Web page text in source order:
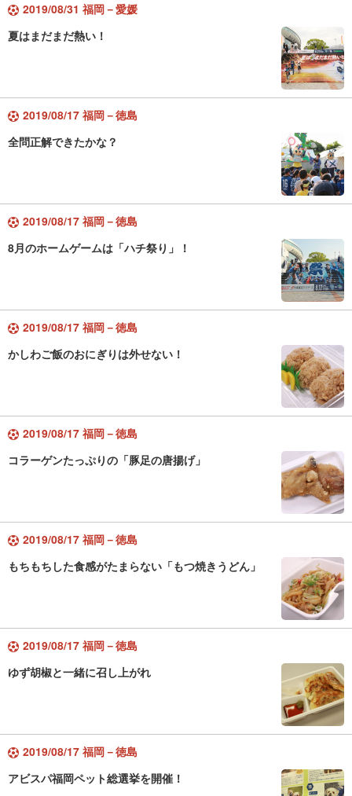
2019/08/31 福岡－愛媛
夏はまだまだ熱い！
2019/08/17 福岡－徳島
全問正解できたかな？
2019/08/17 福岡－徳島
8月のホームゲームは「ハチ祭り」！
2019/08/17 福岡－徳島
かしわご飯のおにぎりは外せない！
2019/08/17 福岡－徳島
コラーゲンたっぷりの「豚足の唐揚げ」
2019/08/17 福岡－徳島
もちもちした食感がたまらない「もつ焼きうどん」
2019/08/17 福岡－徳島
ゆず胡椒と一緒に召し上がれ
2019/08/17 福岡－徳島
アビスパ福岡ペット総選挙を開催！